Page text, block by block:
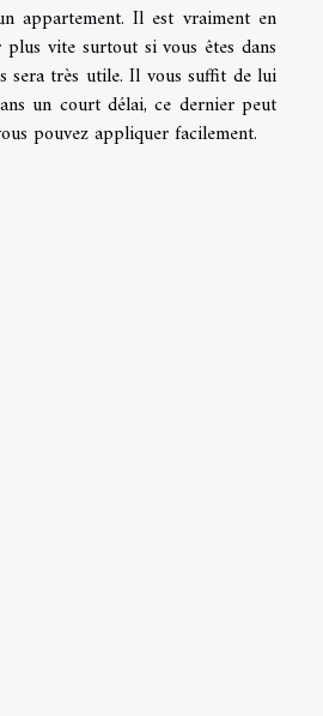
appartement. Il est vraiment en
vite surtout si vous êtes dans
sera très utile. Il vous suffit de lui
un court délai, ce dernier peut
pouvez appliquer facilement.